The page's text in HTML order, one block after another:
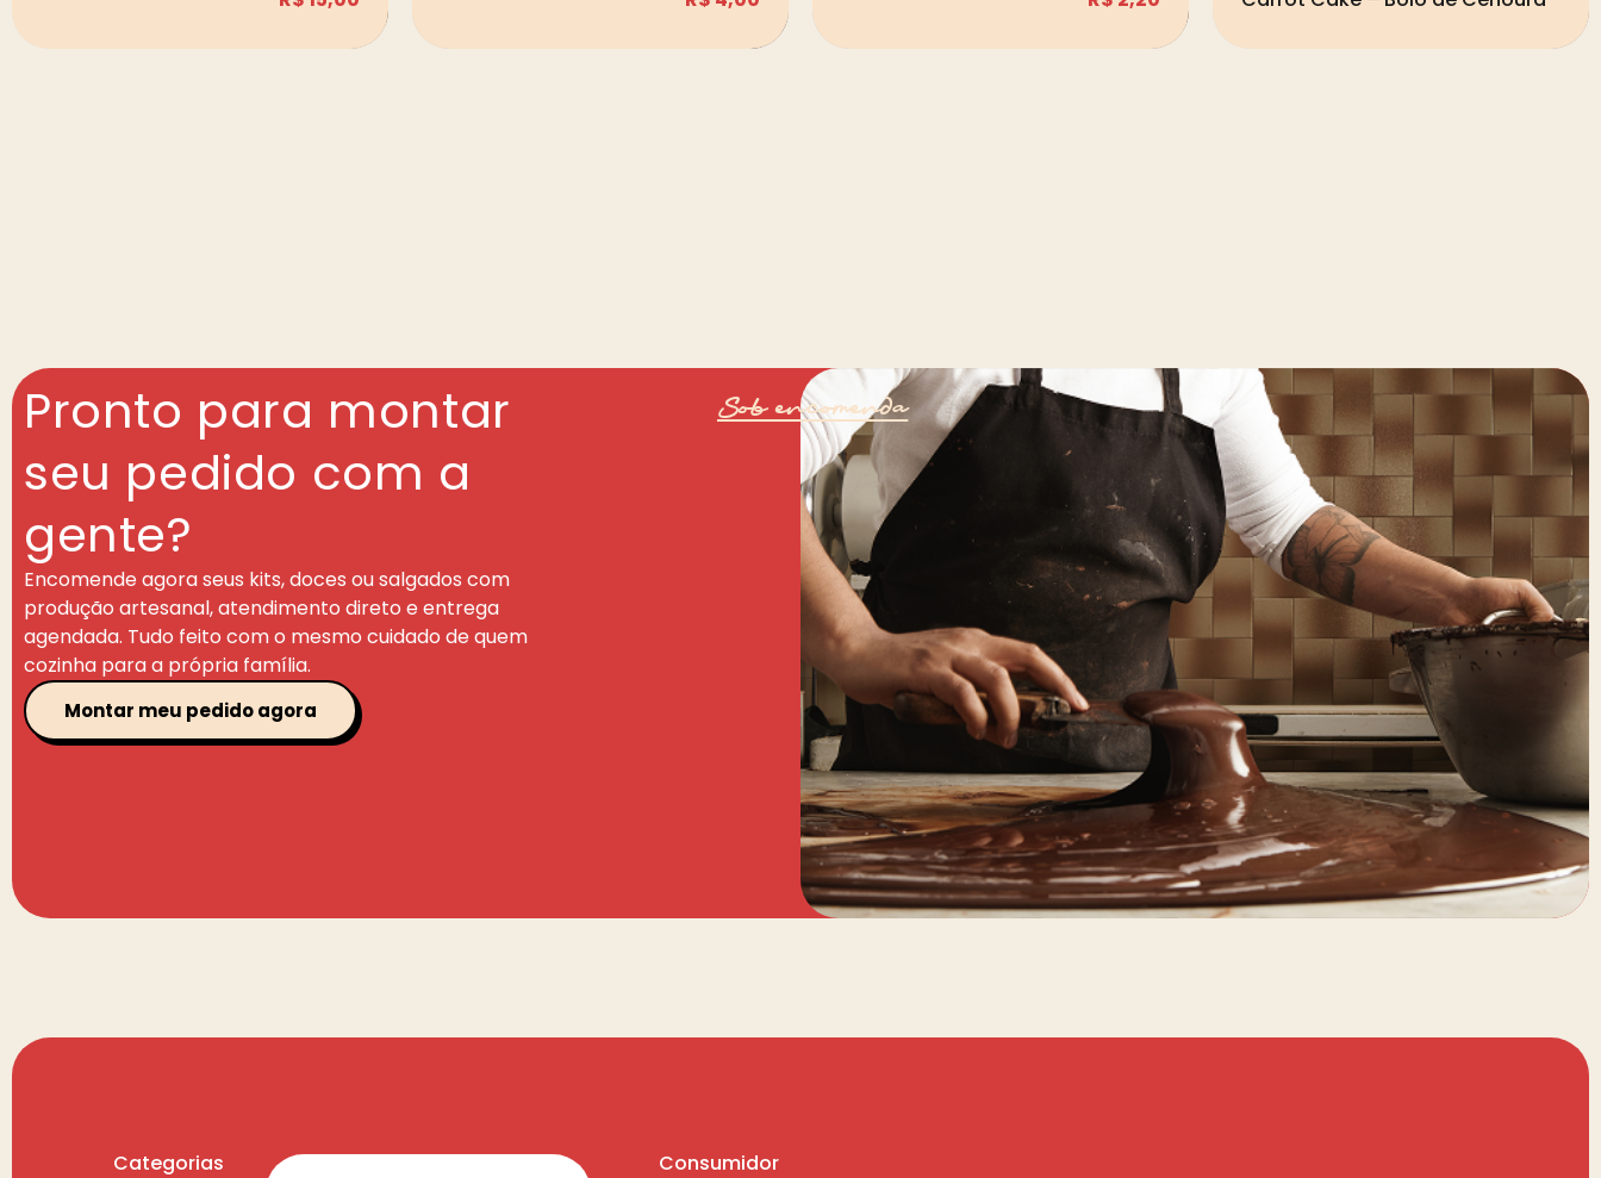
Pronto para montar
seu pedido com a
gente?
Encomende agora seus kits, doces ou salgados com
produção artesanal, atendimento direto e entrega
agendada. Tudo feito com o mesmo cuidado de quem
cozinha para a própria família.
Montar meu pedido agora
Sob encomenda
Categorias Consumidor